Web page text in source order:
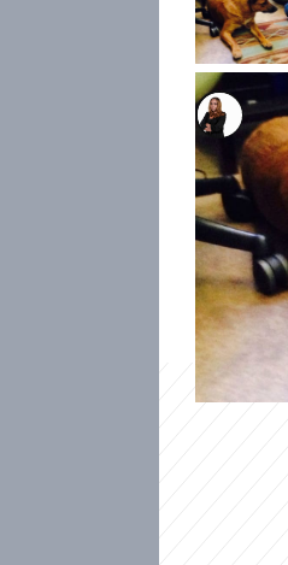
16. dub
Video
z domu
páru.